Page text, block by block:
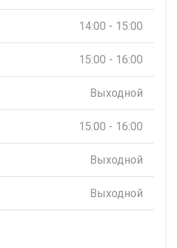
14:00 - 15:00
15:00 - 16:00
Выходной
15:00 - 16:00
Выходной
Выходной